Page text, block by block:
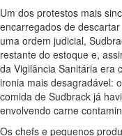
Um dos protestos mais
encarregados de
uma ordem judicial,
restante do estoque e,
da Vigilância Sanitária era
ironia mais desagradável:
comida de Sudbrack já
envolvendo carne
Os chefs e pequenos